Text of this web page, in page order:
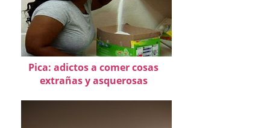
Pica: adictos a comer cosas
extrañas y asquerosas